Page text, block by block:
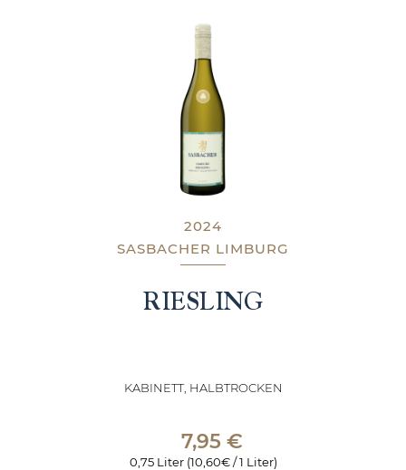
2024
SASBACHER LIMBURG
RIESLING
KABINETT, HALBTROCKEN
7,95 €
0,75 Liter (10,60€ / 1 Liter)